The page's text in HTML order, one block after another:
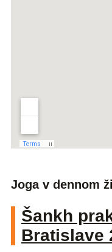
Joga v dennom
Šankh
Bratislave